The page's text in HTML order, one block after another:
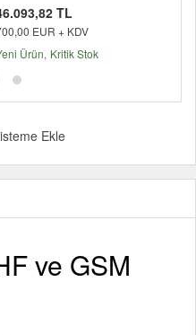
TL
EUR + KDV
Ürün Kritik Stok
Ekle
ve GSM